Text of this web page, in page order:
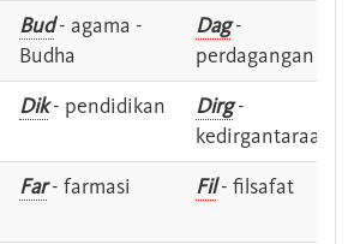
Bud- agama -
Budha
Dag-
perdagangan
Dik- pendidikan Dirg-
kedirgantaraan
Far- farmasi Fil- filsafat